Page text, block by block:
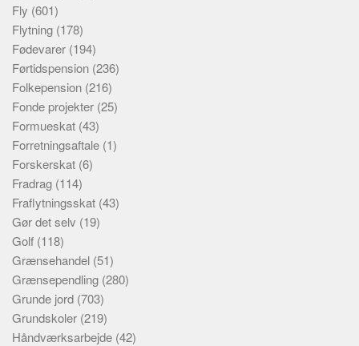
Fly (601)
Flytning (178)
Fødevarer (194)
Førtidspension (236)
Folkepension (216)
Fonde projekter (25)
Formueskat (43)
Forretningsaftale (1)
Forskerskat (6)
Fradrag (114)
Fraflytningsskat (43)
Gør det selv (19)
Golf (118)
Grænsehandel (51)
Grænsependling (280)
Grunde jord (703)
Grundskoler (219)
Håndværksarbejde (42)